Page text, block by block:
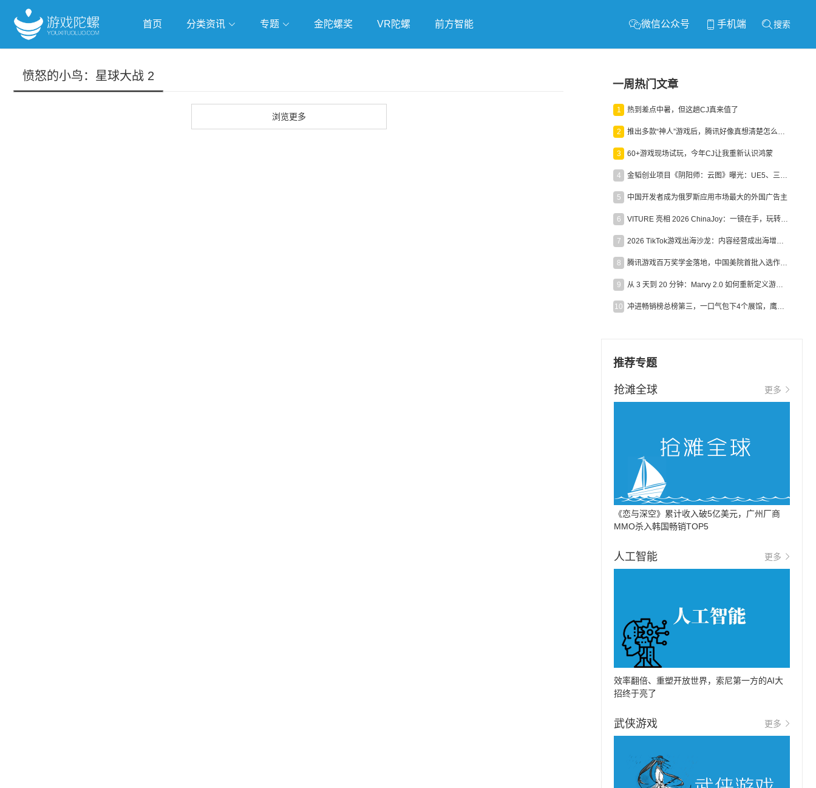
首页 分类资讯 专题
跨界Talk
金陀螺奖 VR陀螺 前方智能 微信公众号 手机端 搜索
愤怒的小鸟：星球大战 2
浏览更多
一周热门文章
1 热到差点中暑，但这趟CJ真来值了
2 推出多款“神人”游戏后，腾讯好像真想清楚怎么做二次元了
3 60+游戏现场试玩，今年CJ让我重新认识鸿蒙
4 金韬创业项目《阴阳师：云图》曝光：UE5、三端互通、ARPG
5 中国开发者成为俄罗斯应用市场最大的外国广告主
6 VITURE 亮相 2026 ChinaJoy：一镜在手，玩转全场！
7 2026 TikTok游戏出海沙龙：内容经营成出海增长新引擎
8 腾讯游戏百万奖学金落地，中国美院首批入选作品获业内关注
9 从 3 天到 20 分钟：Marvy 2.0 如何重新定义游戏出海营销效率？
10 冲进畅销榜总榜第三，一口气包下4个展馆，鹰角把嘉年华做爆了
推荐专题
抢滩全球 更多
《恋与深空》累计收入破5亿美元，广州厂商
MMO杀入韩国畅销TOP5
人工智能 更多
效率翻倍、重塑开放世界，索尼第一方的AI大
招终于亮了
武侠游戏 更多